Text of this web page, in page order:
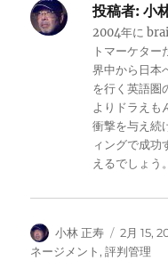
投稿者: 小
2004年に
トマーケタ
界中から日本
を行く英語圏
よりドラえも
衝撃を与え続
ィングで成
えるでしょう
投
稿
小林 正寿
投
稿
2月 15,
ネージメント ,評判管理